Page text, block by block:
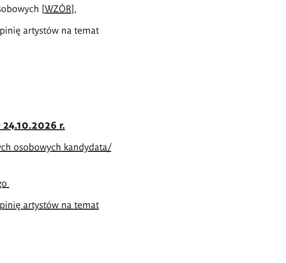
[WZÓR],
artystów na temat
24.10.2026 r.
osobowych kandydata/
artystów na temat